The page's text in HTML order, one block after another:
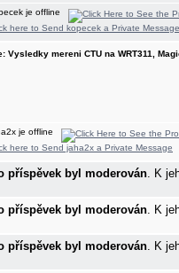
Vysledky mereni CTU na WRT311,
příspěvek byl moderován. K
příspěvek byl moderován. K
příspěvek byl moderován. K